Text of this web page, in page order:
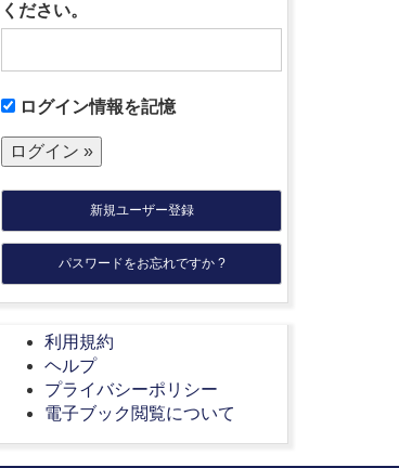
ください。
ログイン情報を記憶
新規ユーザー登録
パスワードをお忘れですか ?
利用規約
ヘルプ
プライバシーポリシー
電子ブック閲覧について